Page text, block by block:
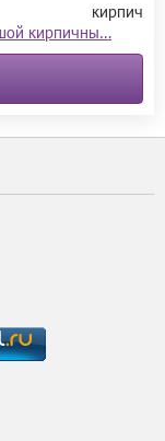
кирпич
кирпичны…